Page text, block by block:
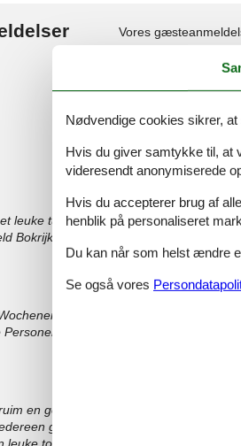
Vores
4,4
37 eksterne anmeldelser
leuke tuin. Vooral een leuke uitvalsbasis
Bokrijk, Hasselt, Sint-Truiden enz.
in dem Haus . Es ist sauber
.
en goed uitgerust, We waardeerden
gemakkelijk maakte om 's
Nødvendige cookies sikrer,
Hvis du giver samtykke til, at
videresendt anonymiserede
Hvis du accepterer brug af
henblik på personaliseret
Du kan når som helst ændre
Se også vores